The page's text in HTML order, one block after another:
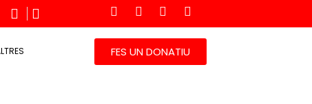
FES UN DONATIU